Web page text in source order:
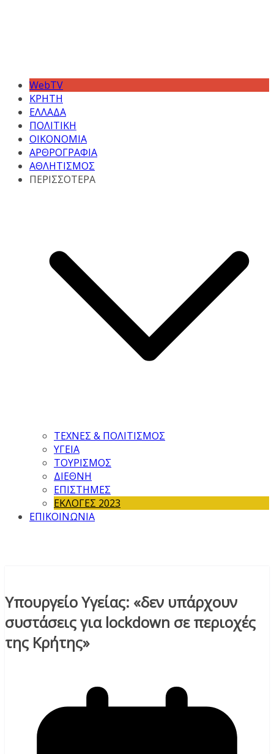
WebTV
ΚΡΗΤΗ
ΕΛΛΑΔΑ
ΠΟΛΙΤΙΚΗ
ΟΙΚΟΝΟΜΙΑ
ΑΡΘΡΟΓΡΑΦΙΑ
ΑΘΛΗΤΙΣΜΟΣ
ΠΕΡΙΣΣΟΤΕΡΑ
ΤΕΧΝΕΣ & ΠΟΛΙΤΙΣΜΟΣ
ΥΓΕΙΑ
ΤΟΥΡΙΣΜΟΣ
ΔΙΕΘΝΗ
ΕΠΙΣΤΗΜΕΣ
ΕΚΛΟΓΕΣ 2023
ΕΠΙΚΟΙΝΩΝΙΑ
Υπουργείο Υγείας: «δεν υπάρχουν
συστάσεις για lockdown σε περιοχές
της Κρήτης»